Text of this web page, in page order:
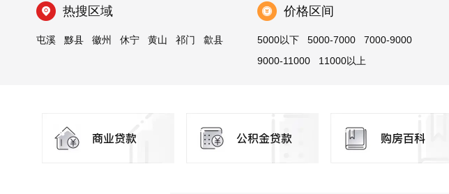
热搜区域
屯溪 黟县 徽州 休宁 黄山 祁门 歙县
价格区间
5000以下 5000-7000
7000-9000
9000-11000
11000以上